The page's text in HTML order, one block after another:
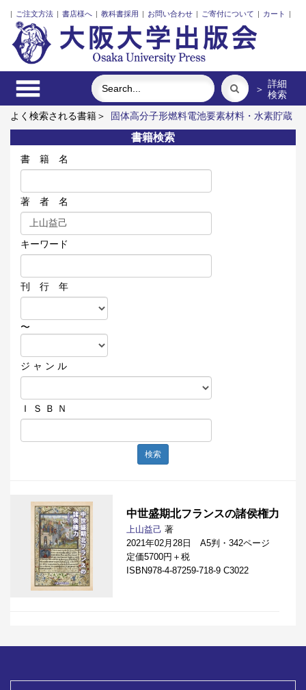
| ご注文方法 | 書店様へ | 教科書採用 | お問い合わせ | ご寄付について | カート |
＞ 詳細
検索
よく検索される書籍＞
固体高分子形燃料電池要素材料・水素貯蔵
材料の知的設計
近代日本における企業家の諸系譜
ポンプの流
体力学
ロシア 祈りの大地
明治・大正・昭和の細菌学者たち
戦争記憶と中国文学体験
書籍検索
書 籍 名
著 者 名
キーワード
刊 行 年
〜
ジ ャ ン ル
Ｉ Ｓ Ｂ Ｎ
検索
中世盛期北フランスの諸侯権力
上山益己 著
2021年02月28日 A5判・342ページ
定価5700円＋税
ISBN978-4-87259-718-9 C3022